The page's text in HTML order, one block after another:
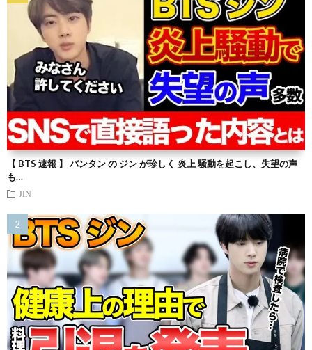
【 BTS 速報 】 バンタン の ジン が珍しく 炎上 騒動を起こし、失望の声
も…
JIN